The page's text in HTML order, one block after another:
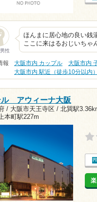
性
ほんまに居心地の良い銭
ここに来はるおじいちゃ
報 大阪市内 カップル 大阪市内
大阪市内 駅近（徒歩10分以内）
ル アウィーナ大阪
/ 大阪市天王寺区 / 北巽駅
本町駅227m